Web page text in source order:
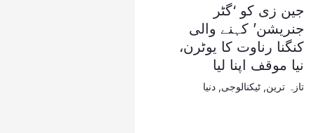
جین زی کو ‘گٹر
جنریشن’ کہنے والی
کنگنا رناوت کا یوٹرن،
نیا موقف اپنا لیا
تازہ ترین ٹیکنالوجی دنیا